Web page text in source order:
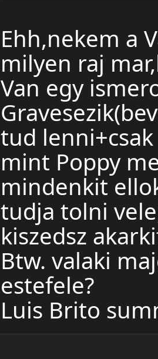
Ehh,nekem a
milyen raj
Van egy
tud
mint Poppy
mindenkit
tudja tolni
kiszedsz
Btw. valaki
estefele?
Luis Brito